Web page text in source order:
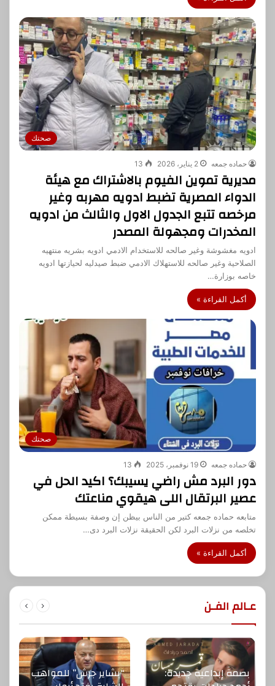
صحتك
حماده جمعه 2 يناير، 2026 13
مديرية تموين الفيوم بالاشتراك مع هيئة
الدواء المصرية تضبط ادويه مهربه وغير
مرخصه تتبع الجدول الاول والثالث من ادويه
المخدرات ومجهولة المصدر
ادويه مغشوشة وغير صالحه للاستخدام الادمي ادويه بشريه منتهيه
الصلاحية وغير صالحه للاستهلاك الادمي ضبط صيدليه لحيازتها ادويه
خاصه بوزارة…
أكمل القراءة »
صحتك
حماده جمعه 19 نوفمبر، 2025 13
دور البرد مش راضي يسيبك؟ اكيد الحل في
عصير البرتقال اللى هيقوي مناعتك
متابعه حماده جمعه كتير من الناس بيظن إن وصفة بسيطة ممكن
تخلصه من نزلات البرد لكن الحقيقة نزلات البرد دى…
أكمل القراءة »
عـالم الفـن
بصمة إبداعية جديدة: “بشاير جرش” للمواهب